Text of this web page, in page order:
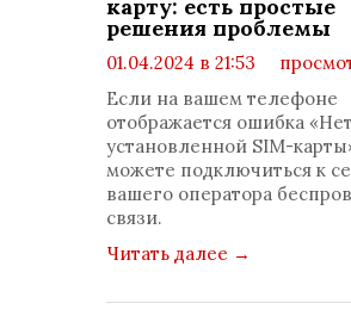
карту: есть простые
решения проблемы
01.04.2024 в 21:53
Если на вашем телефоне
отображается ошибка «Нет
установленной SIM-
можете подключиться к
вашего оператора
связи.
Читать далее →